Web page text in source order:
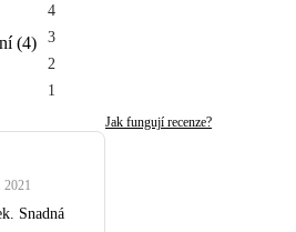
(4)
4
3
2
1
Jak fungují recenze?
2021
Snadná